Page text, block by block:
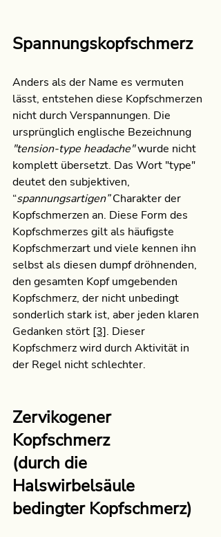
Spannungskopfschmerz
Anders als der Name es vermuten
lässt, entstehen diese Kopfschmerzen
nicht durch Verspannungen. Die
ursprünglich englische Bezeichnung
"tension-type headache" wurde nicht
komplett übersetzt. Das Wort "type"
deutet den subjektiven,
“spannungsartigen” Charakter der
Kopfschmerzen an. Diese Form des
Kopfschmerzes gilt als häufigste
Kopfschmerzart und viele kennen ihn
selbst als diesen dumpf dröhnenden,
den gesamten Kopf umgebenden
Kopfschmerz, der nicht unbedingt
sonderlich stark ist, aber jeden klaren
Gedanken stört [3]. Dieser
Kopfschmerz wird durch Aktivität in
der Regel nicht schlechter.
Zervikogener
Kopfschmerz
(durch die
Halswirbelsäule
bedingter Kopfschmerz)